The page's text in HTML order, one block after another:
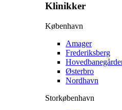
Klinikker
København
Amager
Frederiksberg
Østerbro
Nordhavn
Storkøbenhavn